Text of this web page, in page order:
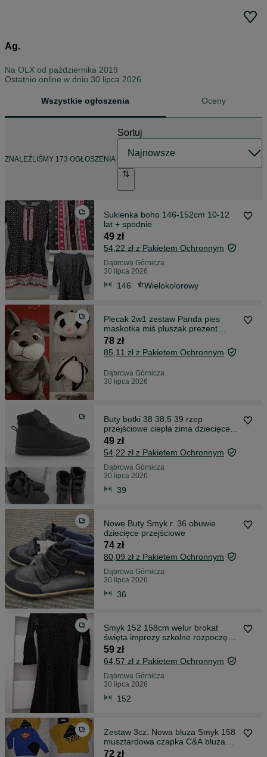
Ag.
Na OLX od października 2019
Ostatnio online w dniu 30 lipca 2026
Wszystkie ogłoszenia Oceny
ZNALEŹLIŚMY 173 OGŁOSZENIA
Sortuj
Sukienka boho 146-152cm 10-12
lat + spodnie
49 zł
54,22 zł z Pakietem Ochronnym
Dąbrowa Górnicza
30 lipca 2026
146 Wielokolorowy
Plecak 2w1 zestaw Panda pies
maskotka miś pluszak prezent
Mikołaj
78 zł
85,11 zł z Pakietem Ochronnym
Dąbrowa Górnicza
30 lipca 2026
Buty botki 38 38,5 39 rzep
przejściowe ciepła zima dziecięce
24,5
49 zł
54,22 zł z Pakietem Ochronnym
Dąbrowa Górnicza
30 lipca 2026
39
Nowe Buty Smyk r. 36 obuwie
dziecięce przejściowe
74 zł
80,09 zł z Pakietem Ochronnym
Dąbrowa Górnicza
30 lipca 2026
36
Smyk 152 158cm welur brokat
święta imprezy szkolne rozpoczęcie
roku
59 zł
64,57 zł z Pakietem Ochronnym
Dąbrowa Górnicza
30 lipca 2026
152
Zestaw 3cz. Nowa bluza Smyk 158
musztardowa czapka C&A bluza
Supermen
72 zł